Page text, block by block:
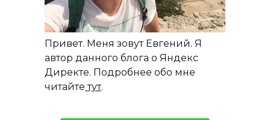
Привет. Меня зовут Евгений. Я
автор данного блога о Яндекс
Директе. Подробнее обо мне
читайте тут.